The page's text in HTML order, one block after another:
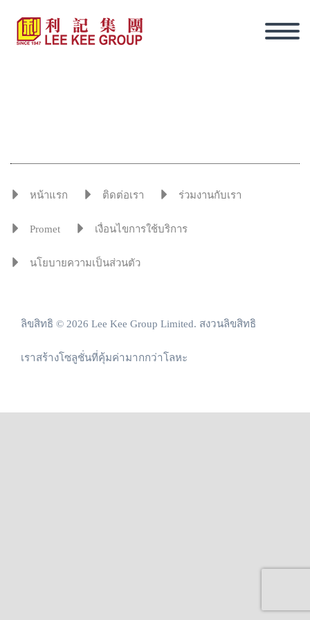
หน้าแรก ติดต่อเรา ร่วมงานกับเรา
Promet เงื่อนไขการใช้บริการ
นโยบายความเป็นส่วนตัว
ลิขสิทธิ © 2026 Lee Kee Group Limited. สงวนลิขสิทธิ
เราสร้างโซลูชั่นที่คุ้มค่ามากกว่าโลหะ